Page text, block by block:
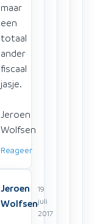
maar
een
totaal
ander
fiscaal
jasje.
Jeroen
Wolfsen
Reageer
Jeroen
Wolfsen
19
juli
2017